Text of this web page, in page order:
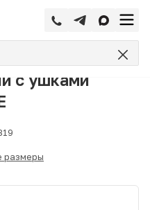
Короб
с ушками
размеры